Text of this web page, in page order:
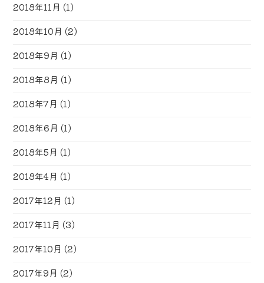
2018年11月 (1)
2018年10月 (2)
2018年9月 (1)
2018年8月 (1)
2018年7月 (1)
2018年6月 (1)
2018年5月 (1)
2018年4月 (1)
2017年12月 (1)
2017年11月 (3)
2017年10月 (2)
2017年9月 (2)